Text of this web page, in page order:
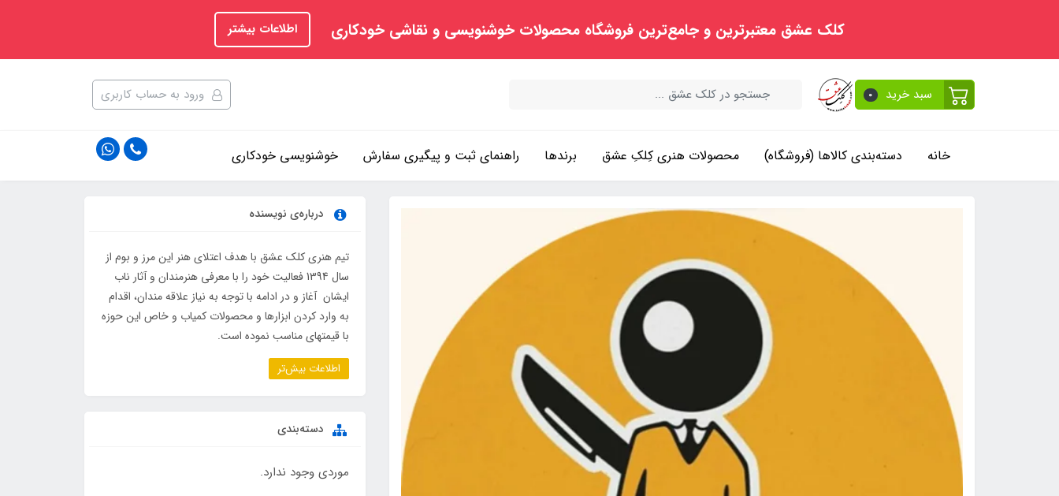
کلک عشق معتبرترین و جامع‌ترین فروشگاه محصولات خوشنویسی و نقاشی خودکاری اطلاعات بیشتر
سبد خرید 0 ورود به حساب کاربری
خانه دسته‌بندی کالاها (فروشگاه) محصولات هنری کِلکِ عشق برندها راهنمای ثبت و پیگیری سفارش خوشنویسی خودکاری
درباره‌ی نویسنده
تیم هنری کلک عشق با هدف اعتلای هنر این مرز و بوم از
سال 1394 فعالیت خود را با معرفی هنرمندان و آثار ناب
ایشان آغاز و در ادامه با توجه به نیاز علاقه مندان، اقدام
به وارد کردن ابزارها و محصولات کمیاب و خاص این حوزه
با قیمتهای مناسب نموده است.
اطلاعات بیش‌تر
دسته‌بندی
موردی وجود ندارد.